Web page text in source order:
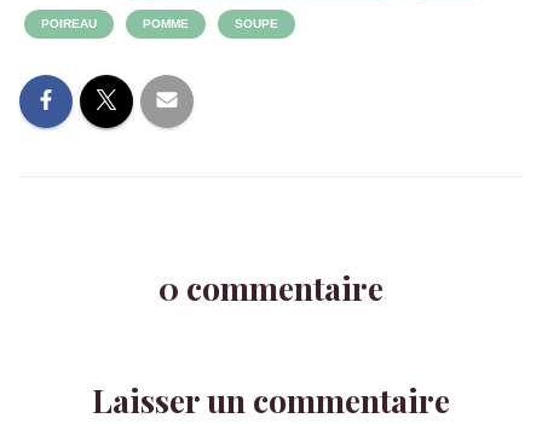
POIREAU POMME SOUPE
0 commentaire
Laisser un commentaire